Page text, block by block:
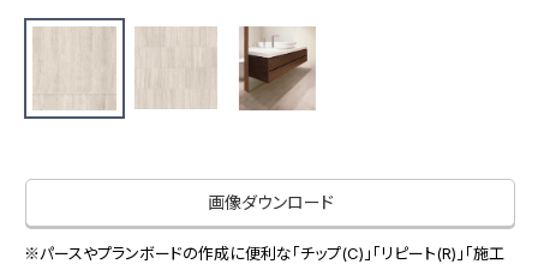
画像ダウンロード
お手入れ便利帳
お役立ち資料
サンプル・カタログ請求／お問い合わせ（ビジネスのお客様）
非住宅案件に関するお問い合わせ
スペースソリューション事業
会社情報
画像ダウンロード
※パースやプランボードの作成に便利な「チップ(C)」「リピート(R)」「施工